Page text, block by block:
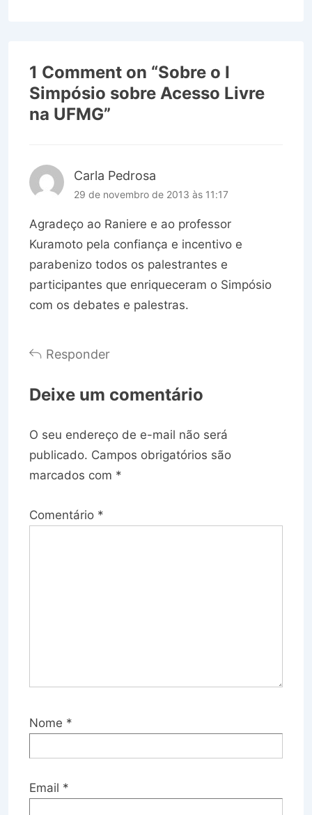
1 Comment on “Sobre o I
Simpósio sobre Acesso Livre
na UFMG”
Carla Pedrosa
29 de novembro de 2013 às 11:17
Agradeço ao Raniere e ao professor
Kuramoto pela confiança e incentivo e
parabenizo todos os palestrantes e
participantes que enriqueceram o Simpósio
com os debates e palestras.
Responder
Deixe um comentário
O seu endereço de e-mail não será
publicado. Campos obrigatórios são
marcados com *
Comentário *
Nome *
Email *